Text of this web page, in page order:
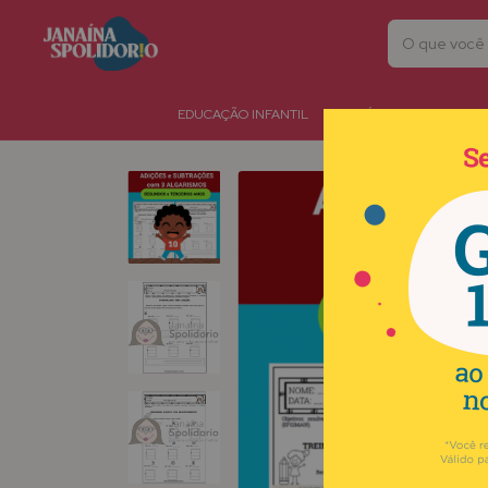
EDUCAÇÃO INFANTIL HIPÓTESES DE ESCRITA